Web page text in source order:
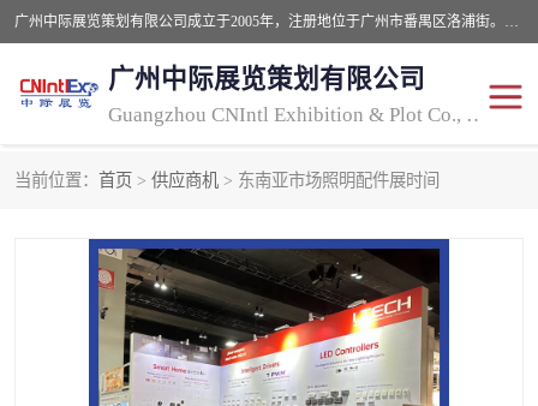
广州中际展览策划有限公司成立于2005年，注册地位于广州市番禺区洛浦街。经营范围包括会议及展览服务，大型活动组织策划服务，展台设计服务，广告业等；主要从事国外广告、标识、印花、LED、照明、光电、灯光、音响、视听、电子展览会等，展位预定-展品运输-签证-行程安排-补贴一站式服务。
广州中际展览策划有限公司
Guangzhou CNIntl Exhibition & Plot Co., Ltd.
当前位置： 首页 > 供应商机 > 东南亚市场照明配件展时间
展品运输
视听-灯光音响展
2025年国外广告标识展 2025年国内中国香港照明